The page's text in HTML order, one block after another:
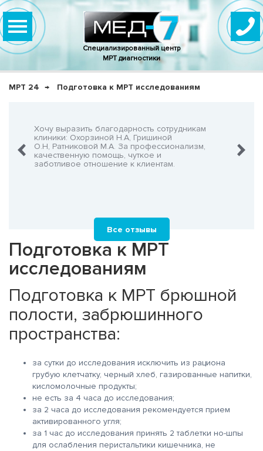
Специализированный центр
МРТ диагностики
МРТ 24 Подготовка к МРТ исследованиям
Хочу выразить благодарность сотрудникам
клиники: Охорзиной Н.А, Гришиной
О.Н, Ратниковой М.А. За профессионализм,
качественную помощь, чуткое и
заботливое отношение к клиентам.
Все отзывы
Подготовка к МРТ
исследованиям
Подготовка к МРТ брюшной
полости, забрюшинного
пространства:
за сутки до исследования исключить из рациона
грубую клетчатку, черный хлеб, газированные напитки,
кисломолочные продукты;
не есть за 4 часа до исследования;
за 2 часа до исследования рекомендуется прием
активированного угля;
за 1 час до исследования принять 2 таблетки но-шпы
для ослабления перистальтики кишечника, не